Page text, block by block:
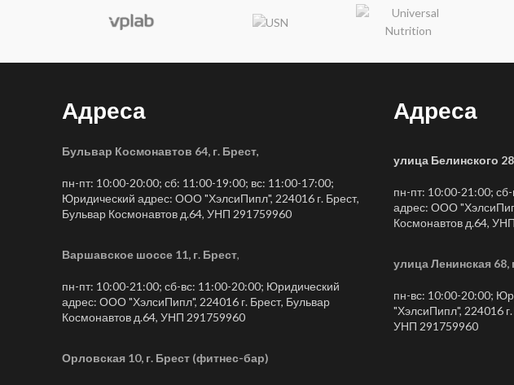
Адреса
Бульвар Космонавтов 64, г. Брест,
пн-пт: 10:00-20:00; сб: 11:00-19:00; вс: 11:00-17:00;
Юридический адрес: ООО "ХэлсиПипл", 224016 г. Брест,
Бульвар Космонавтов д.64, УНП 291759960
Варшавское шоссе 11, г. Брест,
пн-пт: 10:00-21:00; сб-вс: 11:00-20:00; Юридический
адрес: ООО "ХэлсиПипл", 224016 г. Брест, Бульвар
Космонавтов д.64, УНП 291759960
Орловская 10, г. Брест (фитнес-бар)
Адреса
улица Белинского
пн-пт: 10:00-21:00;
адрес: ООО
Космонавтов д.64,
улица Ленинская 68,
пн-вс: 10:00-20:00;
"ХэлсиПипл", 224016
УНП 291759960